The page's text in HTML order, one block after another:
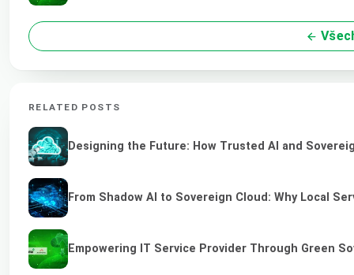
RELATED POSTS
Designing the Future: How Trusted AI and
From Shadow AI to Sovereign Cloud: Why Local
Empowering IT Service Provider Through Green